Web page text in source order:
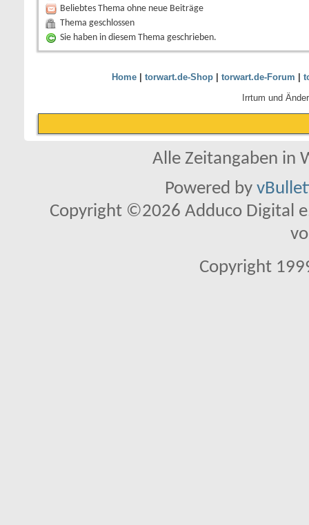
Beliebtes Thema ohne neue Beiträge
Thema geschlossen
Sie haben in diesem Thema geschrieben.
Home| torwart.de-Shop| torwart.de-Forum
Irrtum und
Alle Zeitangaben in
Powered by
Copyright ©2026 Adduco Digital
Copyright